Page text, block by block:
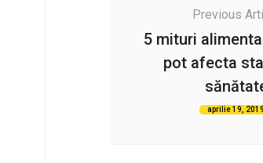
Previous
5 mituri
pot afecta
aprilie 19, 2019